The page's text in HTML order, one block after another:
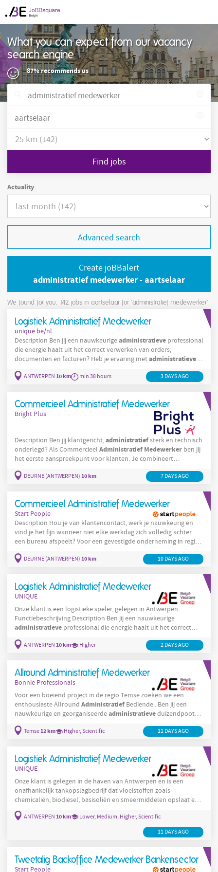
What you can expect from our vacancy
search engine
87% recommends us
Find jobs
Actuality
Advanced search
Create joBBalert
administratief medewerker - aartselaar
We found for you: 142 jobs in aartselaar for 'administratief medewerker'
Logistiek Administratief Medewerker
unique.be/nl
Description Ben jij een nauwkeurigeadministratieve professional
die energie haalt uit het correct verwerken van orders,
documenten en facturen? Heb je ervaring metadministratieve
is deze functie alsAdministratief Medewerker
Sales Support
ANTWERPEN 10 km min 38 hours 3 DAYS AGO
Commercieel Administratief Medewerker
Bright Plus
Description Ben jij klantgericht,administratiefsterk en technisch
onderlegd? Als Commercieel Administratief Medewerker ben jij
het eerste aanspreekpunt voor klanten. Je combineert
administratieve
ervoor dat elke klant wordt geholpen. Solliciteer snel voor deze
DEURNE (ANTWERPEN) 10 km 7 DAYS AGO
Commercieel Administratief Medewerker
Start People
Description Hou je van klantencontact, werk je nauwkeurig en
vind je het fijn wanneer niet elke werkdag zich volledig achter
een bureau afspeelt? Voor een gevestigde onderneming in regio
die mee instaat voor de dagelijkse verhuuractiviteiten. Je
dus voor iemand die
DEURNE (ANTWERPEN) 10 km 10 DAYS AGO
Logistiek Administratief Medewerker
UNIQUE
Onze klant is een logistieke speler, gelegen in Antwerpen.
Functiebeschrijving Description Ben jij een nauwkeurige
administratieve professional die energie haalt uit het correct
metadministratieveopvolging en werk je graag in een
ANTWERPEN 10 km Higher 2 DAYS AGO
Allround Administratief Medewerker
Bonnie Professionals
Voor een boeiend project in de regio Temse zoeken we een
enthousiaste Allround Administratief Bediende . Ben jij een
nauwkeurige en georganiseerdeadministratieveduizendpoot
Dan is dit project écht iets voor jou! Je krijgt een gevarieerd en
Temse12 km Higher, Scientific 11 DAYS AGO
Logistiek Administratief Medewerker
UNIQUE
Onze klant is gelegen in de haven van Antwerpen en is een
onafhankelijk tankopslagbedrijf dat vloeistoffen zoals
chemicaliën, biodiesel, basisoliën en smeermiddelen opslaat en
verwerkt in moderne terminals in Nederland en België.
Functiebeschrijving Description Ben jijadministratief
heb je ervaring in de logistieke sector? Voor een internationaal
service &expeditie
ANTWERPEN 10 km Lower, Medium, Higher, Scientific
11 DAYS AGO
Tweetalig Backoffice Medewerker Bankensector
Start People